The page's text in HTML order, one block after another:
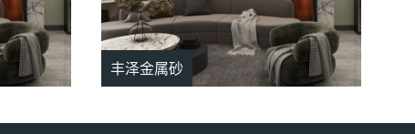
丰泽金属砂